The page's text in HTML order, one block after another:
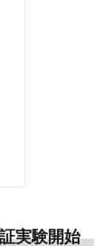
実験開始